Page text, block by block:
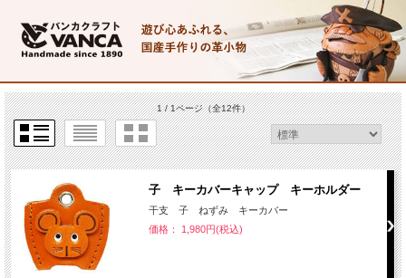
1 / 1ページ（全12件）
子 キーカバーキャップ キーホルダー
干支 子 ねずみ キーカバー
価格： 1,980円(税込)